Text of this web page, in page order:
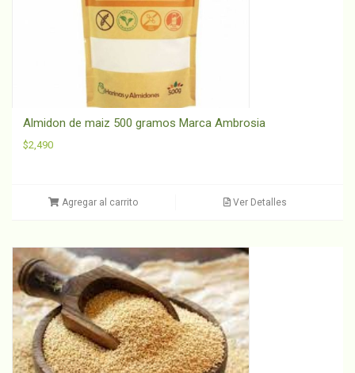
Almidon de maiz 500 gramos Marca Ambrosia
$2,490
Agregar al carrito Ver Detalles